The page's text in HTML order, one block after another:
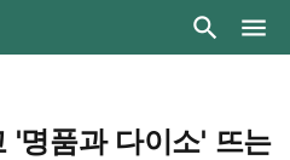
'명품과 다이소' 뜨는